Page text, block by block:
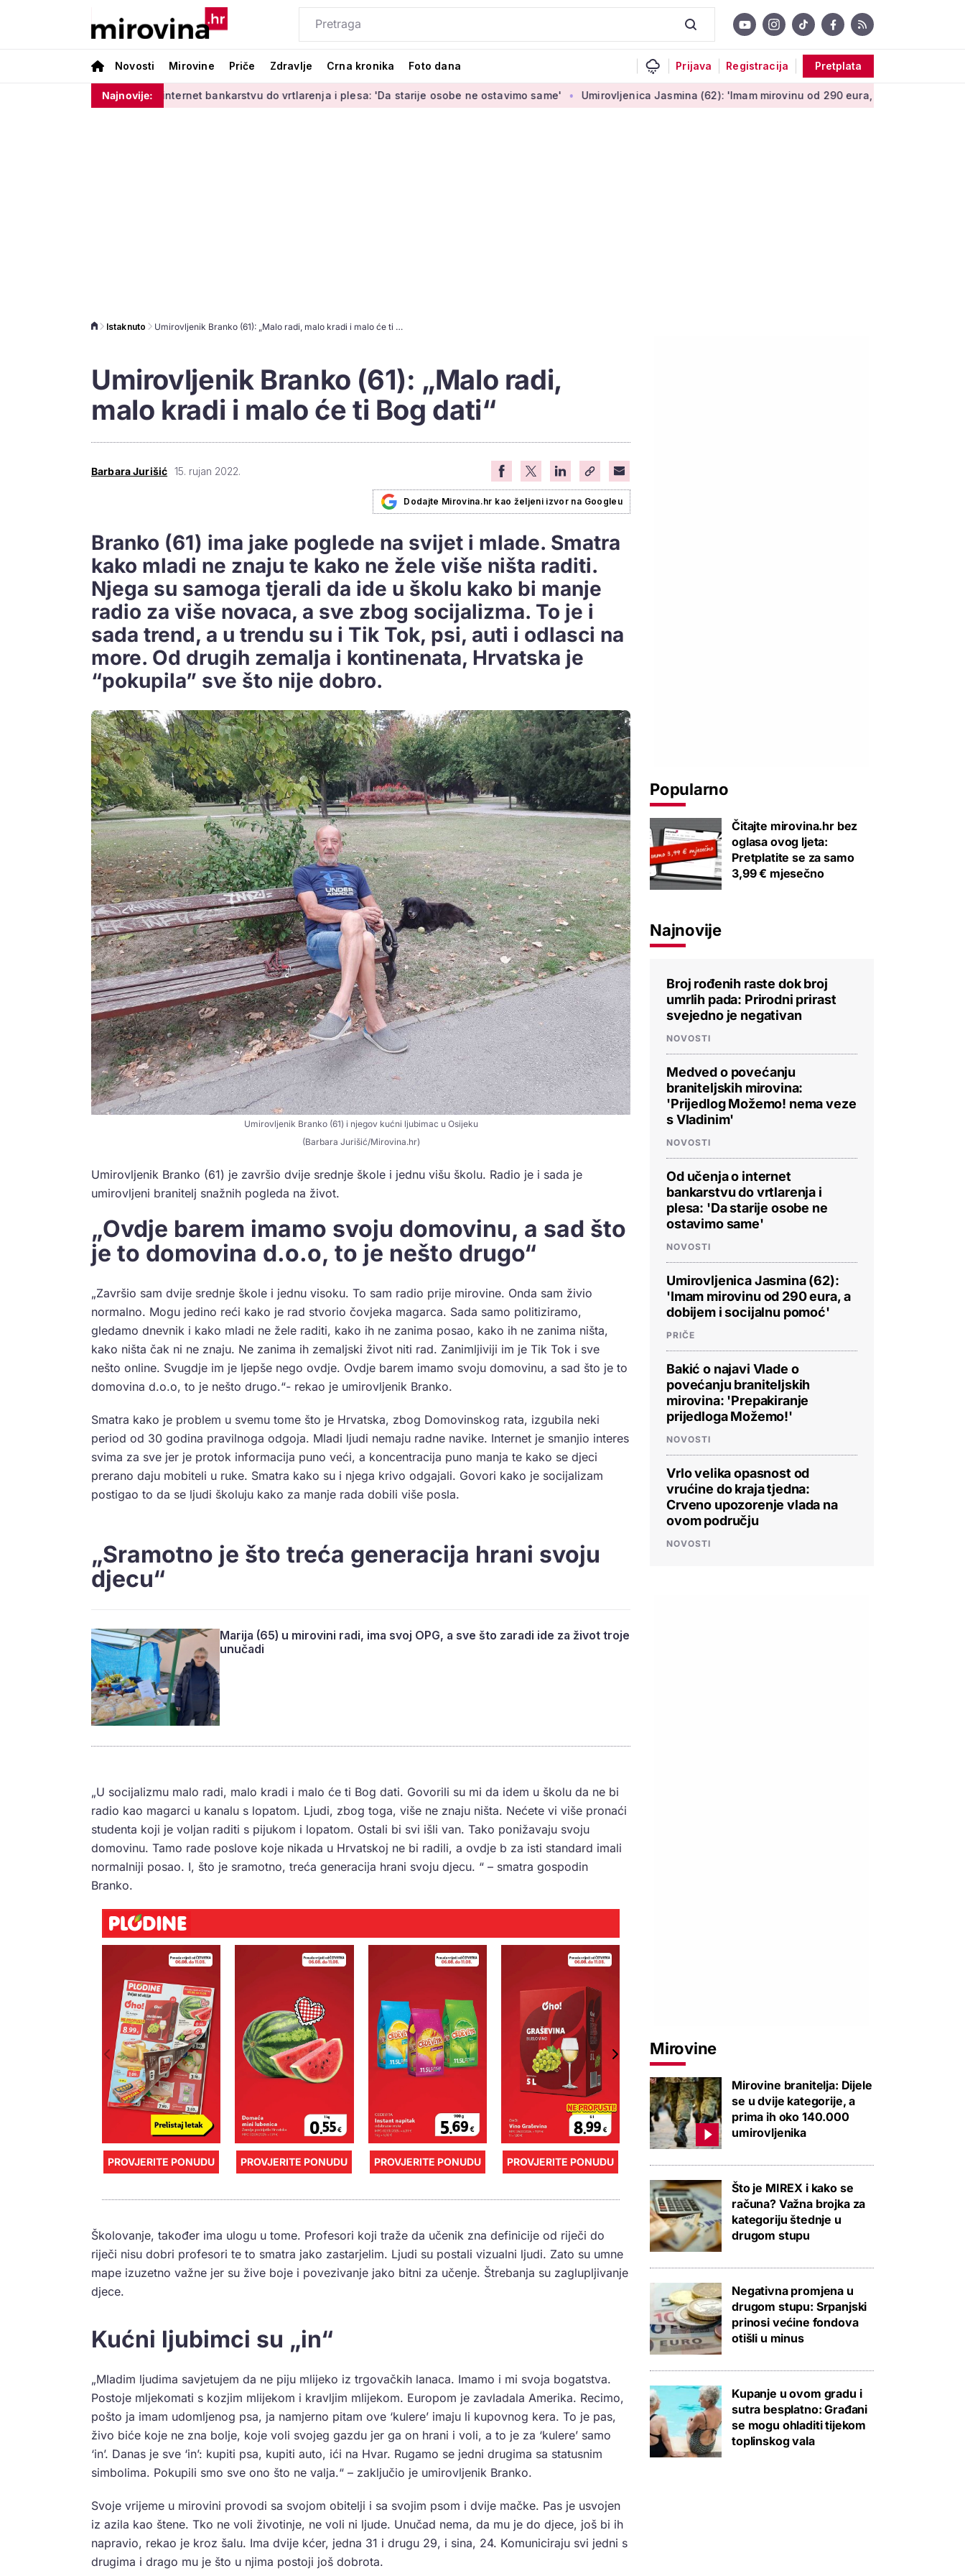
Novosti Mirovine Priče Zdravlje Crna kronika Foto dana Prijava Registracija Pretplata
Najnovije:
Od učenja o internet bankarstvu do vrtlarenja i plesa: 'Da starije osobe ne ostavimo same' Umirovljenica Jasmina (62): 'Imam mirovinu od 290 eura, a dobijem i socijalnu pomoć'
Istaknuto Umirovljenik Branko (61): „Malo radi, malo kradi i malo će ti Bog dati“
Umirovljenik Branko (61): „Malo radi,
malo kradi i malo će ti Bog dati“
Barbara Jurišić 15. rujan 2022.
Dodajte Mirovina.hr kao željeni izvor na Googleu
Branko (61) ima jake poglede na svijet i mlade. Smatra
kako mladi ne znaju te kako ne žele više ništa raditi.
Njega su samoga tjerali da ide u školu kako bi manje
radio za više novaca, a sve zbog socijalizma. To je i
sada trend, a u trendu su i Tik Tok, psi, auti i odlasci na
more. Od drugih zemalja i kontinenata, Hrvatska je
“pokupila” sve što nije dobro.
Umirovljenik Branko (61) i njegov kućni ljubimac u Osijeku
(Barbara Jurišić/Mirovina.hr)
Umirovljenik Branko (61) je završio dvije srednje škole i jednu višu školu. Radio je i sada je
umirovljeni branitelj snažnih pogleda na život.
„Ovdje barem imamo svoju domovinu, a sad što
je to domovina d.o.o, to je nešto drugo“
„Završio sam dvije srednje škole i jednu visoku. To sam radio prije mirovine. Onda sam živio
normalno. Mogu jedino reći kako je rad stvorio čovjeka magarca. Sada samo politiziramo,
gledamo dnevnik i kako mladi ne žele raditi, kako ih ne zanima posao, kako ih ne zanima ništa,
kako ništa čak ni ne znaju. Ne zanima ih zemaljski život niti rad. Zanimljiviji im je Tik Tok i sve
nešto online. Svugdje im je ljepše nego ovdje. Ovdje barem imamo svoju domovinu, a sad što je to
domovina d.o.o, to je nešto drugo.“- rekao je umirovljenik Branko.
Smatra kako je problem u svemu tome što je Hrvatska, zbog Domovinskog rata, izgubila neki
period od 30 godina pravilnoga odgoja. Mladi ljudi nemaju radne navike. Internet je smanjio interes
svima za sve jer je protok informacija puno veći, a koncentracija puno manja te kako se djeci
prerano daju mobiteli u ruke. Smatra kako su i njega krivo odgajali. Govori kako je socijalizam
postigao to da se ljudi školuju kako za manje rada dobili više posla.
„Sramotno je što treća generacija hrani svoju
djecu“
Marija (65) u mirovini radi, ima svoj OPG, a sve što zaradi ide za život troje
unučadi
„U socijalizmu malo radi, malo kradi i malo će ti Bog dati. Govorili su mi da idem u školu da ne bi
radio kao magarci u kanalu s lopatom. Ljudi, zbog toga, više ne znaju ništa. Nećete vi više pronaći
studenta koji je voljan raditi s pijukom i lopatom. Ostali bi svi išli van. Tako ponižavaju svoju
domovinu. Tamo rade poslove koje nikada u Hrvatskoj ne bi radili, a ovdje b za isti standard imali
normalniji posao. I, što je sramotno, treća generacija hrani svoju djecu. “ – smatra gospodin
Branko.
PROVJERITE PONUDU PROVJERITE PONUDU PROVJERITE PONUDU PROVJERITE PONUDU
Školovanje, također ima ulogu u tome. Profesori koji traže da učenik zna definicije od riječi do
riječi nisu dobri profesori te to smatra jako zastarjelim. Ljudi su postali vizualni ljudi. Zato su umne
mape izuzetno važne jer su žive boje i povezivanje jako bitni za učenje. Štrebanja su zaglupljivanje
djece.
Kućni ljubimci su „in“
„Mladim ljudima savjetujem da ne piju mlijeko iz trgovačkih lanaca. Imamo i mi svoja bogatstva.
Postoje mljekomati s kozjim mlijekom i kravljim mlijekom. Europom je zavladala Amerika. Recimo,
pošto ja imam udomljenog psa, ja namjerno pitam ove ‘kulere’ imaju li kupovnog kera. To je pas,
živo biće koje ne zna bolje, koje voli svojeg gazdu jer ga on hrani i voli, a to je za ‘kulere’ samo
‘in’. Danas je sve ‘in’: kupiti psa, kupiti auto, ići na Hvar. Rugamo se jedni drugima sa statusnim
simbolima. Pokupili smo sve ono što ne valja.“ – zaključio je umirovljenik Branko.
Svoje vrijeme u mirovini provodi sa svojom obitelji i sa svojim psom i dvije mačke. Pas je usvojen
iz azila kao štene. Tko ne voli životinje, ne voli ni ljude. Unučad nema, da mu je do djece, još bi ih
napravio, rekao je kroz šalu. Ima dvije kćer, jedna 31 i drugu 29, i sina, 24. Komuniciraju svi jedni s
drugima i drago mu je što u njima postoji još dobrota.
Popularno
Čitajte mirovina.hr bez
oglasa ovog ljeta:
Pretplatite se za samo
3,99 € mjesečno
Najnovije
Broj rođenih raste dok broj
umrlih pada: Prirodni prirast
svejedno je negativan
NOVOSTI
Medved o povećanju
braniteljskih mirovina:
'Prijedlog Možemo! nema veze
s Vladinim'
NOVOSTI
Od učenja o internet
bankarstvu do vrtlarenja i
plesa: 'Da starije osobe ne
ostavimo same'
NOVOSTI
Umirovljenica Jasmina (62):
'Imam mirovinu od 290 eura, a
dobijem i socijalnu pomoć'
PRIČE
Bakić o najavi Vlade o
povećanju braniteljskih
mirovina: 'Prepakiranje
prijedloga Možemo!'
NOVOSTI
Vrlo velika opasnost od
vrućine do kraja tjedna:
Crveno upozorenje vlada na
ovom području
NOVOSTI
Mirovine
Mirovine branitelja: Dijele
se u dvije kategorije, a
prima ih oko 140.000
umirovljenika
Što je MIREX i kako se
računa? Važna brojka za
kategoriju štednje u
drugom stupu
Negativna promjena u
drugom stupu: Srpanjski
prinosi većine fondova
otišli u minus
Kupanje u ovom gradu i
sutra besplatno: Građani
se mogu ohladiti tijekom
toplinskog vala